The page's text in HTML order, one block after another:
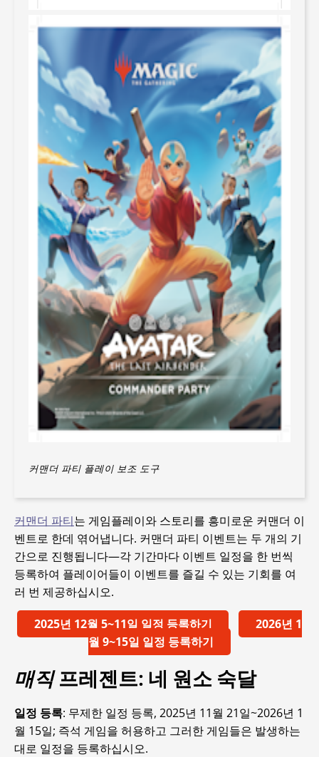
커맨더 파티 플레이 보조 도구
커맨더 파티는 게임플레이와 스토리를 흥미로운 커맨더 이
벤트로 한데 엮어냅니다. 커맨더 파티 이벤트는 두 개의 기
간으로 진행됩니다—각 기간마다 이벤트 일정을 한 번씩
등록하여 플레이어들이 이벤트를 즐길 수 있는 기회를 여
러 번 제공하십시오.
2025년 12월 5~11일 일정 등록하기
2026년 1
월 9~15일 일정 등록하기
매직프레젠트: 네 원소 숙달
일정 등록: 무제한 일정 등록, 2025년 11월 21일~2026년 1
월 15일; 즉석 게임을 허용하고 그러한 게임들은 발생하는
대로 일정을 등록하십시오.